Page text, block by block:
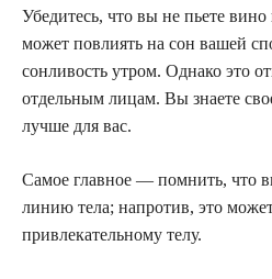
Убедитесь, что вы не пьете
может повлиять на сон вашей
сонливость утром. Однако это
отдельным лицам. Вы знаете
лучше для вас.
Самое главное — помнить, что
линию тела; напротив, это
привлекательному телу.